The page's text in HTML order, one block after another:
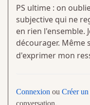
PS ultime : on
subjective qui ne
en rien l'ensemble.
décourager. Même
d'exprimer mon
Connexion ou Créer
conversation.